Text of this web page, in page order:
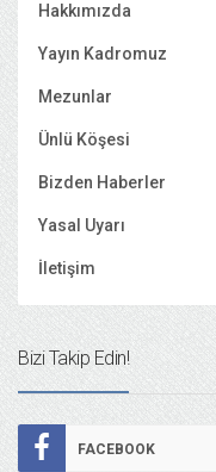
Hakkımızda
Yayın Kadromuz
Mezunlar
Ünlü Köşesi
Bizden Haberler
Yasal Uyarı
İletişim
Bizi Takip Edin!
FACEBOOK